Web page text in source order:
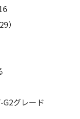
施
グレード